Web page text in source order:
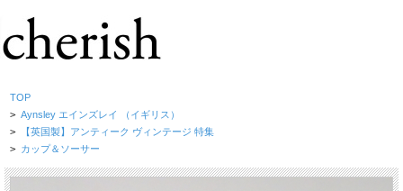
TOP
> Aynsley エインズレイ （イギリス）
> 【英国製】アンティーク ヴィンテージ 特集
> カップ＆ソーサー